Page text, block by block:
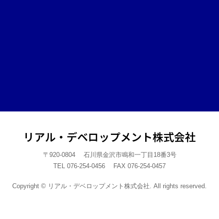
リアル・デベロップメント株式会社
〒920-0804 石川県金沢市鳴和一丁目18番3号
TEL 076-254-0456 FAX 076-254-0457
Copyright © リアル・デベロップメント株式会社. All rights reserved.